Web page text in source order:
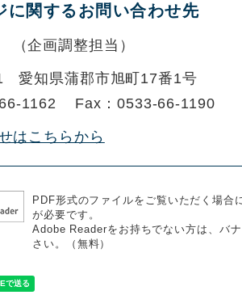
に関するお問い合わせ先
企画調整担当
愛知県蒲郡市旭町17番1号
1162
Fax：0533-66-1190
はこちらから
PDF形式のファイルをご覧いただく場
が必要です。
Adobe Readerをお持ちでない方は、バ
さい。（無料）